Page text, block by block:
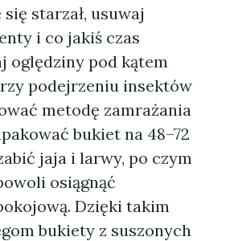
starzał, usuwaj
i co jakiś czas
oględziny pod kątem
podejrzeniu insektów
metodę zamrażania
bukiet na 48–72
jaja i larwy, po czym
osiągnąć
Dzięki takim
bukiety z suszonych